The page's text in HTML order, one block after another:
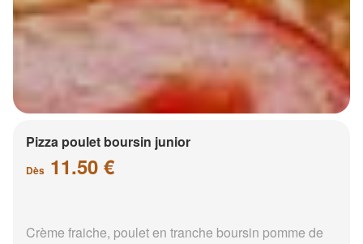
Pizza poulet boursin junior
Dès 11.50 €
Crème fraiche, poulet en tranche boursin pomme de